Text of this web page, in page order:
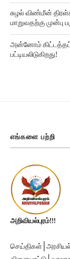
சுழல் விண்மீன்
மாறுவதற்கு முன்பு
அன்னோம்
பட்டியலிடுகிறது!
எங்களை பற்றி
அறிவியல்புரம்!!!
செய்திகள் | அரசியல்